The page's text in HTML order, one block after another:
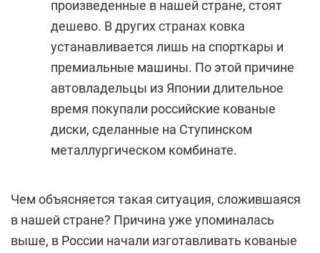
произведенные в нашей стране, стоят
дешево. В других странах ковка
устанавливается лишь на спорткары и
премиальные машины. По этой причине
автовладельцы из Японии длительное
время покупали российские кованые
диски, сделанные на Ступинском
металлургическом комбинате.
Чем объясняется такая ситуация, сложившаяся
в нашей стране? Причина уже упоминалась
выше, в России начали изготавливать кованые